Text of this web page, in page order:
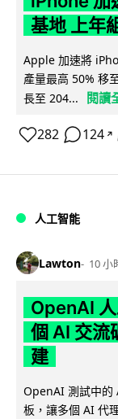
基地 上年
Apple 加速將
產量最高 50% 移
長至 204...
閱讀
282 124 ↗
人工智能
Lawton 10 小
OpenAI
個 AI 交流
建
OpenAI 測試中的
板，讓多個 AI 代